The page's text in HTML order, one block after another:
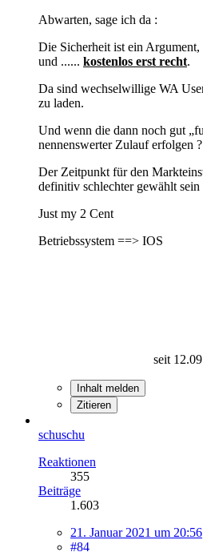
Abwarten, sage ich da :
Die Sicherheit ist ein
und ...... kostenlos erst recht.
Da sind wechselwillige WA
zu laden.
Und wenn die dann noch gut
nennenswerter Zulauf erfolgen ?
Der Zeitpunkt für den
definitiv schlechter gewählt sein
Just my 2 Cent
Betriebssystem ==> IOS
seit
Inhalt melden
Zitieren
schuschu
Reaktionen
355
Beiträge
1.603
21. Januar 2021 um 20:56
#84